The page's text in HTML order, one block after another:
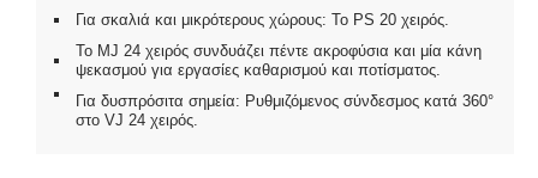
Για σκαλιά και μικρότερους χώρους: Το PS 20 χειρός.
Το MJ 24 χειρός συνδυάζει πέντε ακροφύσια και μία κάνη
ψεκασμού για εργασίες καθαρισμού και ποτίσματος.
Για δυσπρόσιτα σημεία: Ρυθμιζόμενος σύνδεσμος κατά 360°
στο VJ 24 χειρός.